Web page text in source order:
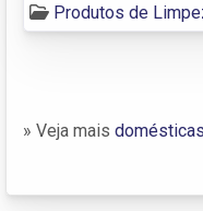
Produtos de
» Veja mais